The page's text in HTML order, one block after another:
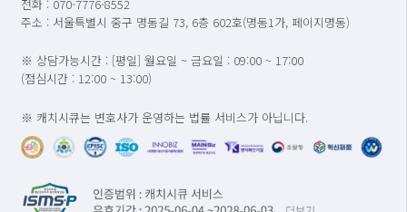
전화 : 070-7776-8552
주소 : 서울특별시 중구 명동길 73, 6층 602호(명동1가, 페이지명동)
※ 상담가능시간 : [평일] 월요일 ~ 금요일 : 09:00 ~ 17:00
(점심시간 : 12:00 ~ 13:00)
※ 캐치시큐는 변호사가 운영하는 법률 서비스가 아닙니다.